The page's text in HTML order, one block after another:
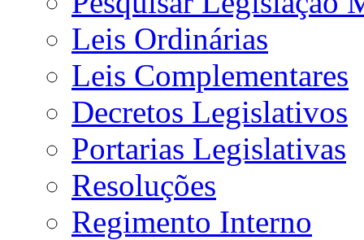
Leis Ordinárias
Leis Complementares
Decretos Legislativos
Portarias Legislativas
Resoluções
Regimento Interno